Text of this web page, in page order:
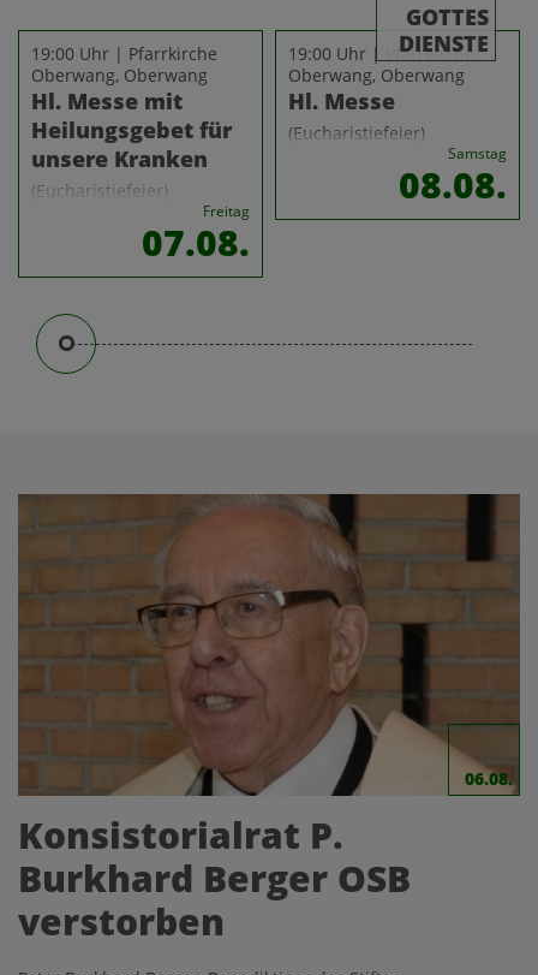
GOTTES
DIENSTE
19:00 Uhr | Pfarrkirche
Oberwang, Oberwang
Hl. Messe mit
Heilungsgebet für
unsere Kranken
(Eucharistiefeier)
Freitag
07.08.
19:00 Uhr | Pfarrkirche
Oberwang, Oberwang
Hl. Messe
(Eucharistiefeier)
Samstag
08.08.
06.08.
Konsistorialrat P.
Burkhard Berger OSB
verstorben